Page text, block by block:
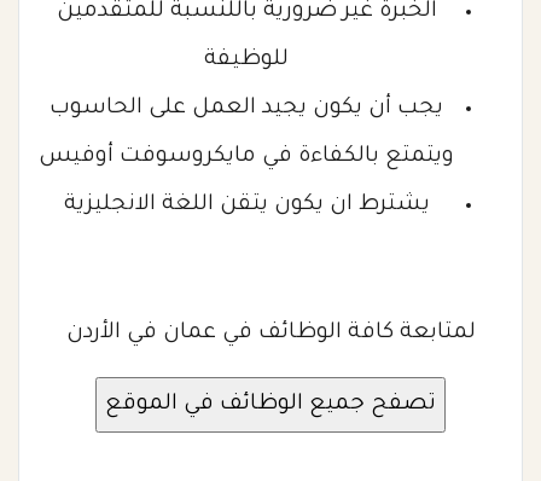
الخبرة غير ضرورية باللنسبة للمتقدمين
للوظيفة
يجب أن يكون يجيد العمل على الحاسوب
ويتمتع بالكفاءة في مايكروسوفت أوفيس
يشترط ان يكون يتقن اللغة الانجليزية
لمتابعة كافة الوظائف في عمان في الأردن